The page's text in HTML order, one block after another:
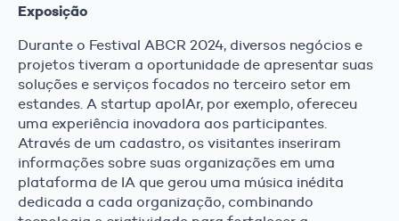
Exposição
Durante o Festival ABCR 2024, diversos negócios e
projetos tiveram a oportunidade de apresentar suas
soluções e serviços focados no terceiro setor em
estandes. A startup apoIAr, por exemplo, ofereceu
uma experiência inovadora aos participantes.
Através de um cadastro, os visitantes inseriram
informações sobre suas organizações em uma
plataforma de IA que gerou uma música inédita
dedicada a cada organização, combinando